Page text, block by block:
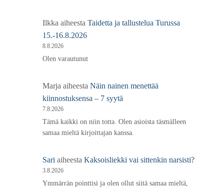
Ilkka aiheesta Taidetta ja tallustelua Turussa
15.-16.8.2026
8.8.2026
Olen varautunut
Marja aiheesta Näin nainen menettää
kiinnostuksensa – 7 syytä
7.8.2026
Tämä kaikki on niin totta. Olen asioista täsmälleen
samaa mieltä kirjoittajan kanssa.
Sari aiheesta Kaksoisliekki vai sittenkin narsisti?
3.8.2026
Ymmärrän pointtisi ja olen ollut siitä samaa mieltä,